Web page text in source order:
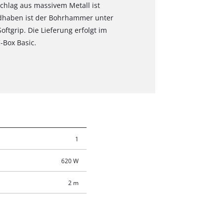
aus massivem Metall ist
ist der Bohrhammer unter
Die Lieferung erfolgt im
Basic.
1
620 W
2 m